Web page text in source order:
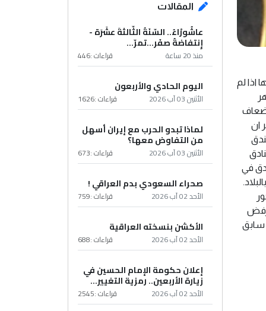
فيها اذا لم
اضعاف
ان
وبعدها سيتم غلق كافة الفنادق السياحية والباغ عددها بحدود 1000 فندق
في
رفض
سابق
المقالات
عاشُورْاءُ.. السّنَةُ الثّالثةَ عشَرَة -
إِنتفاضةُ صفَر…تمرّ...
منذ 20 ساعة قراءات :446
اليوم الحادي والأربعون
الأثنين 03 آب 2026 قراءات :1626
لماذا تبدو الحرب مع إيران أسهل
من التفاوض معها؟
الأثنين 03 آب 2026 قراءات :673
صحراء السعودي بدم العراقي !
الأحد 02 آب 2026 قراءات :759
الأكشن بنسخته العراقية
الأحد 02 آب 2026 قراءات :688
إعلان حكومة الإمام الحسين في
زيارة الأربعين.. رمزية التغيير...
الأحد 02 آب 2026 قراءات :2545